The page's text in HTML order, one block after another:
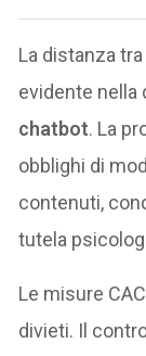
La distanza
evidente nella
chatbot. La
obblighi di
contenuti,
tutela
Le misure
divieti. Il